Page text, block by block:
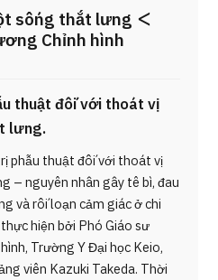
sống thắt lưng ＜
Chỉnh hình
thuật đối với thoát vị
lưng.
phẫu thuật đối với thoát vị
– nguyên nhân gây tê bì, đau
và rối loạn cảm giác ở chi
hiện bởi Phó Giáo sư
Trường Y Đại học Keio,
viên Kazuki Takeda. Thời